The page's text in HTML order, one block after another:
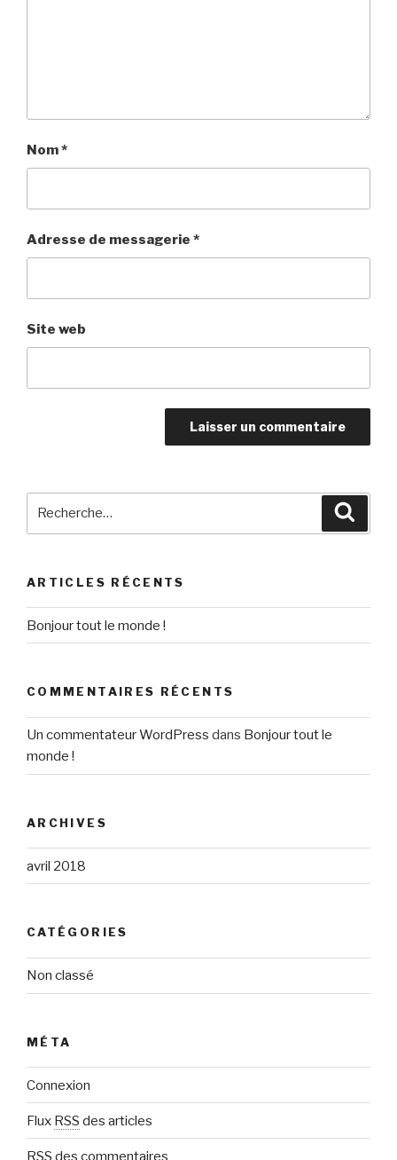
Nom*
Adresse de messagerie *
Site web
ARTICLES RÉCENTS
Bonjour tout le monde !
COMMENTAIRES RÉCENTS
Un commentateur WordPress dans Bonjour tout le
monde !
ARCHIVES
avril 2018
CATÉGORIES
Non classé
MÉTA
Connexion
Flux RSS des articles
RSS des commentaires